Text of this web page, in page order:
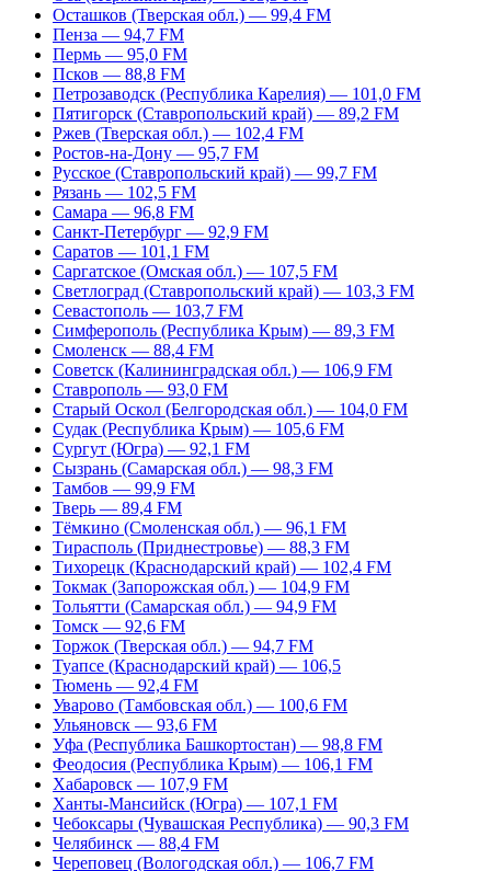
Осташков (Тверская обл.) — 99,4 FM
Пенза — 94,7 FM
Пермь — 95,0 FM
Псков — 88,8 FM
Петрозаводск (Республика Карелия) — 101,0 FM
Пятигорск (Ставропольский край) — 89,2 FM
Ржев (Тверская обл.) — 102,4 FM
Ростов-на-Дону — 95,7 FM
Русское (Ставропольский край) — 99,7 FM
Рязань — 102,5 FM
Самара — 96,8 FM
Санкт-Петербург — 92,9 FM
Саратов — 101,1 FM
Саргатское (Омская обл.) — 107,5 FM
Светлоград (Ставропольский край) — 103,3 FM
Севастополь — 103,7 FM
Симферополь (Республика Крым) — 89,3 FM
Смоленск — 88,4 FM
Советск (Калининградская обл.) — 106,9 FM
Ставрополь — 93,0 FM
Старый Оскол (Белгородская обл.) — 104,0 FM
Судак (Республика Крым) — 105,6 FM
Сургут (Югра) — 92,1 FM
Сызрань (Самарская обл.) — 98,3 FM
Тамбов — 99,9 FM
Тверь — 89,4 FM
Тёмкино (Смоленская обл.) — 96,1 FM
Тирасполь (Приднестровье) — 88,3 FM
Тихорецк (Краснодарский край) — 102,4 FM
Токмак (Запорожская обл.) — 104,9 FM
Тольятти (Самарская обл.) — 94,9 FM
Томск — 92,6 FM
Торжок (Тверская обл.) — 94,7 FM
Туапсе (Краснодарский край) — 106,5
Тюмень — 92,4 FM
Уварово (Тамбовская обл.) — 100,6 FM
Ульяновск — 93,6 FM
Уфа (Республика Башкортостан) — 98,8 FM
Феодосия (Республика Крым) — 106,1 FM
Хабаровск — 107,9 FM
Ханты-Мансийск (Югра) — 107,1 FM
Чебоксары (Чувашская Республика) — 90,3 FM
Челябинск — 88,4 FM
Череповец (Вологодская обл.) — 106,7 FM